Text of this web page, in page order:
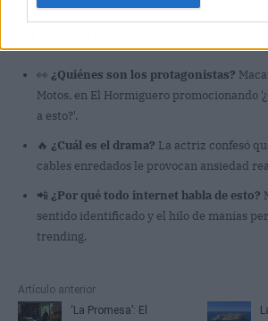
👀 ¿Quiénes son los protagonistas?
Motos, en El Hormiguero promocionando
a esto?'.
🔥 ¿Cuál es el drama? La actriz confesó
cables enredados le provocan ansiedad
📲 ¿Por qué todo internet habla de esto?
sentido identificado y el hilo de manías
trending.
Artículo anterior
‘La Promesa’: El